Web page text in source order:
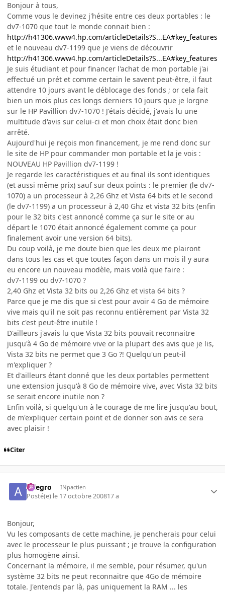
Bonjour à tous,
Comme vous le devinez j'hésite entre ces deux portables : le
dv7-1070 que tout le monde connait bien :
http://h41306.www4.hp.com/articleDetails?S...EA#key_features
et le nouveau dv7-1199 que je viens de découvrir
http://h41306.www4.hp.com/articleDetails?S...EA#key_features
Je suis étudiant et pour financer l'achat de mon portable j'ai
effectué un prét et comme certain le savent peut-être, il faut
attendre 10 jours avant le déblocage des fonds ; or cela fait
bien un mois plus ces longs derniers 10 jours que je lorgne
sur le HP Pavillion dv7-1070 ! J'étais décidé, j'avais lu une
multitude d'avis sur celui-ci et mon choix était donc bien
arrêté.
Aujourd'hui je reçois mon financement, je me rend donc sur
le site de HP pour commander mon portable et la je vois :
NOUVEAU HP Pavillion dv7-1199 !
Je regarde les caractéristiques et au final ils sont identiques
(et aussi même prix) sauf sur deux points : le premier (le dv7-
1070) a un processeur à 2,26 Ghz et Vista 64 bits et le second
(le dv7-1199) a un processeur à 2,40 Ghz et vista 32 bits (enfin
pour le 32 bits c'est annoncé comme ça sur le site or au
départ le 1070 était annoncé également comme ça pour
finalement avoir une version 64 bits).
Du coup voilà, je me doute bien que les deux me plairont
dans tous les cas et que toutes façon dans un mois il y aura
eu encore un nouveau modèle, mais voilà que faire :
dv7-1199 ou dv7-1070 ?
2,40 Ghz et Vista 32 bits ou 2,26 Ghz et vista 64 bits ?
Parce que je me dis que si c'est pour avoir 4 Go de mémoire
vive mais qu'il ne soit pas reconnu entièrement par Vista 32
bits c'est peut-être inutile !
D'ailleurs j'avais lu que Vista 32 bits pouvait reconnaitre
jusqu'à 4 Go de mémoire vive or la plupart des avis que je lis,
Vista 32 bits ne permet que 3 Go ?! Quelqu'un peut-il
m'expliquer ?
Et d'ailleurs étant donné que les deux portables permettent
une extension jusqu'à 8 Go de mémoire vive, avec Vista 32 bits
se serait encore inutile non ?
Enfin voilà, si quelqu'un à le courage de me lire jusqu'au bout,
de m'expliquer certain point et de donner son avis ce sera
avec plaisir !
Citer
Allegro INpactien
Posté(e) le 17 octobre 200817 a
Bonjour,
Vu les composants de cette machine, je pencherais pour celui
avec le processeur le plus puissant ; je trouve la configuration
plus homogène ainsi.
Concernant la mémoire, il me semble, pour résumer, qu'un
système 32 bits ne peut reconnaitre que 4Go de mémoire
totale. J'entends par là, pas uniquement la RAM ... les